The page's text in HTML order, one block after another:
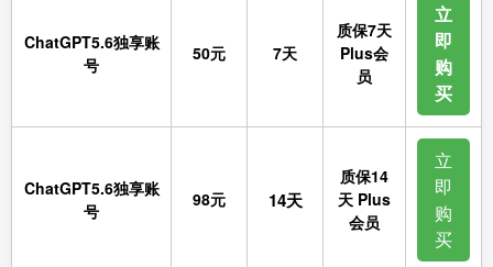
ChatGPT5.6独享账
号
50元 7天
质保7天
Plus会
员
立
即
购
买
ChatGPT5.6独享账
号
98元 14天
质保14
天 Plus
会员
立
即
购
买